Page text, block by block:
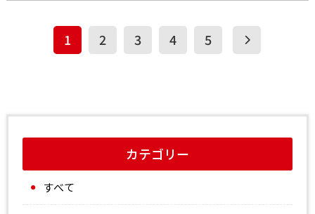
互作用の双方が関与していることが示唆された。
を標的として作用し、将来的な抗真菌薬候補として有望で
ある可能性があると報告されている。
また、IKKβをノックダウンした細胞では、IL-1β刺激によ
以上の結果から、IKKβのO-GlcNAc修飾が、グルコサミン
によるNF-κBシグナル伝達および炎症性サイトカイン産生
ている。
その仮説の一つとして、グルコサミンが血管内皮機能を保
護する可能性が指摘されている。
こうした背景のもと、英国の大規模疫学データベースであ
とアルブミン尿との関連について検討が行われた。
解析では、自己申告によるグルコサミン使用と、尿アルブ
ミン・クレアチニン比（uACR）のカテゴリーとの関連を評
価するため、単変量および多変量の順序ロジスティック回
帰分析が実施された。
1 2 3 4 5
カテゴリー
すべて